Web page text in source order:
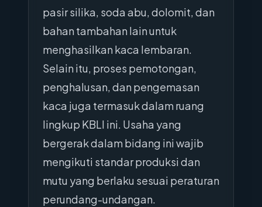
pasir silika, soda abu, dolomit, dan
bahan tambahan lain untuk
menghasilkan kaca lembaran.
Selain itu, proses pemotongan,
penghalusan, dan pengemasan
kaca juga termasuk dalam ruang
lingkup KBLI ini. Usaha yang
bergerak dalam bidang ini wajib
mengikuti standar produksi dan
mutu yang berlaku sesuai peraturan
perundang-undangan.